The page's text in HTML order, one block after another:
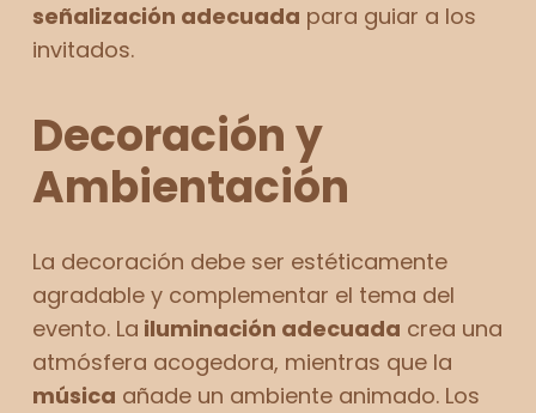
señalización adecuada para guiar a los
invitados.
Decoración y
Ambientación
La decoración debe ser estéticamente
agradable y complementar el tema del
evento. La iluminación adecuada crea una
atmósfera acogedora, mientras que la
música añade un ambiente animado. Los